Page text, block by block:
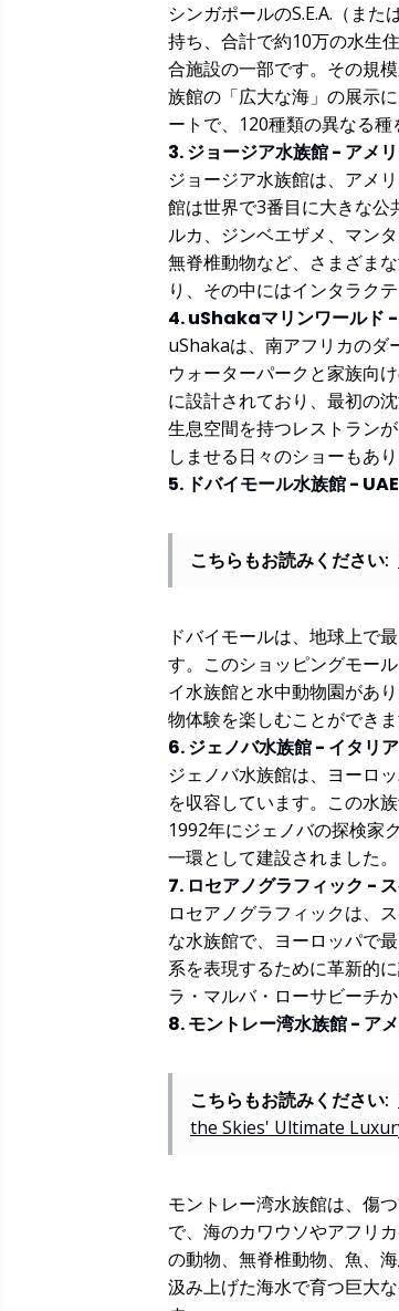
シンガポールのS.E.A.（ま
持ち、合計で約10万の水生
合施設の一部です。その規
族館の「広大な海」の展示
ートで、120種類の異なる種
3. ジョージア水族館 - アメ
ジョージア水族館は、アメ
館は世界で3番目に大きな公
ルカ、ジンベエザメ、マン
無脊椎動物など、さまざま
り、その中にはインタラク
4. uShakaマリンワールド -
uShakaは、南アフリカのダ
ウォーターパークと家族向
に設計されており、最初の
生息空間を持つレストラン
しませる日々のショーもあり
5. ドバイモール水族館 - UAE
こちらもお読みください:
ドバイモールは、地球上で
す。このショッピングモー
イ水族館と水中動物園があ
物体験を楽しむことができま
6. ジェノバ水族館 - イタリア
ジェノバ水族館は、ヨーロ
を収容しています。この水
1992年にジェノバの探検家
一環として建設されました。
7. ロセアノグラフィック -
ロセアノグラフィックは、
な水族館で、ヨーロッパで
系を表現するために革新的
ラ・マルバ・ローサビーチ
8. モントレー湾水族館 - ア
こちらもお読みください:
the Skies' Ultimate
モントレー湾水族館は、傷
で、海のカワウソやアフリ
の動物、無脊椎動物、魚、
汲み上げた海水で育つ巨大